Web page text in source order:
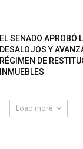
EL SENADO APROBÓ
DESALOJOS Y
RÉGIMEN DE
INMUEBLES
Load more